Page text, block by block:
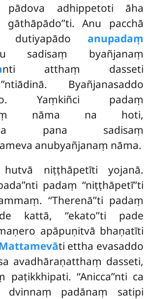
pādova adhippetoti āha
gāthāpādo’’ti. Anu pacchā
dutiyapādo anupadaṃ
sadisaṃ byañjanaṃ
nti atthaṃ dasseti
Byañjanasaddo
Yaṃkiñci padaṃ
nāma na hoti,
pana sadisaṃ
anubyañjanaṃ nāma.
hutvā niṭṭhāpetīti yojanā.
padaṃ ‘‘niṭṭhāpetī’’ti
‘‘Therenā’’ti padaṃ
kattā, ‘‘ekato’’ti pade
apāpuṇitvā bhaṇatīti
ti ettha evasaddo
avadhāraṇatthaṃ dasseti,
‘‘Anicca’’nti ca
dvinnaṃ padānaṃ satipi